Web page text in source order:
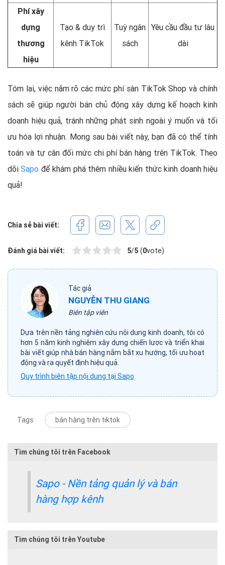
Phí xây
dựng
thương
hiệu
Tạo & duy trì
kênh TikTok
Tuỳ ngân
sách
Yêu cầu đầu tư lâu
dài
Tóm lại, việc nắm rõ các mức phí sàn TikTok Shop và chính
sách sẽ giúp người bán chủ động xây dựng kế hoạch kinh
doanh hiệu quả, tránh những phát sinh ngoài ý muốn và tối
ưu hóa lợi nhuận. Mong sau bài viết này, bạn đã có thể tính
toán và tự cân đối mức chi phí bán hàng trên TikTok. Theo
dõiSapo để khám phá thêm nhiều kiến thức kinh doanh hiệu
quả!
Chia sẻ bài viết:
Đánh giá bài viết: 5/5 (0vote)
Tác giả
NGUYỄN THU GIANG
Biên tập viên
Dựa trên nền tảng nghiên cứu nội dung kinh doanh, tôi có
hơn 5 năm kinh nghiệm xây dựng chiến lược và triển khai
bài viết giúp nhà bán hàng nắm bắt xu hướng, tối ưu hoạt
động và ra quyết định hiệu quả.
Quy trình biên tập nội dung tại Sapo
Tags: bán hàng trên tiktok
Tìm chúng tôi trên Facebook
Sapo - Nền tảng quản lý và bán
hàng hợp kênh
Tìm chúng tôi trên Youtube